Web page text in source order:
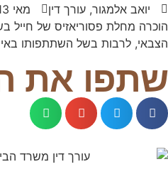
יואב אלמגור, עורך דין
מאי 13, 2020
הוכרה מחלת פסוריאזיס של חייל
הצבאי, לרבות בשל השתתפותו
שתפו את